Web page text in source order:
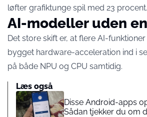
løfter grafiktunge spil med 23 procent.
AI-modeller uden
Det store skift er, at flere AI-
bygget hardware-acceleration ind i
på både NPU og CPU samtidig.
Læs også
Disse Android-apps
Sådan tjekker du om